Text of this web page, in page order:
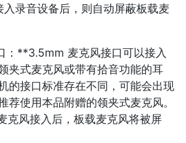
录音设备后，则自动屏蔽板载麦
**3.5mm 麦克风接口可以接入
夹式麦克风或带有拾音功能的耳
的接口标准存在不同，可能会出现
荐使用本品附赠的领夹式麦克风。
克风接入后，板载麦克风将被屏